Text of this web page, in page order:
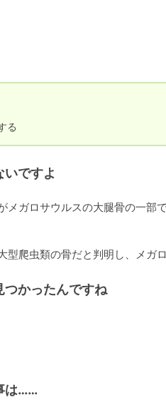
る
いですよ
メガロサウルスの大腿骨の一部
爬虫類の骨だと判明し、メガ
つかったんですね
は……